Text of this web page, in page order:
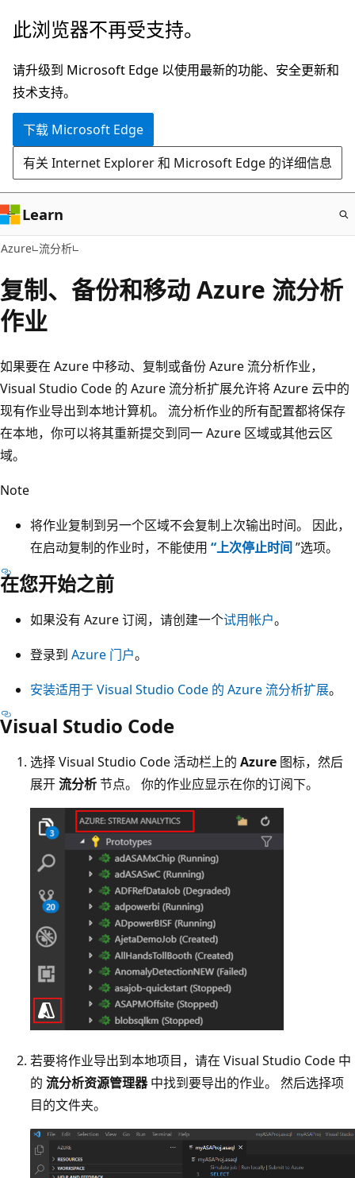
跳
主
要
内
此浏览器不再受支持。
请升级到 Microsoft Edge 以使用最新的功能、安全更新和
技术支持。
下载 Microsoft Edge
有关 Internet Explorer 和 Microsoft Edge 的详细信息
Learn
Azure 流分析
复制、备份和移动 Azure 流分析
作业
如果要在 Azure 中移动、复制或备份 Azure 流分析作业，
Visual Studio Code 的 Azure 流分析扩展允许将 Azure 云中的
现有作业导出到本地计算机。 流分析作业的所有配置都将保存
在本地，你可以将其重新提交到同一 Azure 区域或其他云区
域。
Note
将作业复制到另一个区域不会复制上次输出时间。 因此，
在启动复制的作业时，不能使用 “上次停止时间”选项。
在您开始之前
如果没有 Azure 订阅，请创建一个试用帐户。
登录到 Azure 门户。
安装适用于 Visual Studio Code 的 Azure 流分析扩展。
Visual Studio Code
选择 Visual Studio Code 活动栏上的 Azure 图标，然后
展开流分析节点。 你的作业应显示在你的订阅下。
若要将作业导出到本地项目，请在 Visual Studio Code 中
的 流分析资源管理器中找到要导出的作业。 然后选择项
目的文件夹。